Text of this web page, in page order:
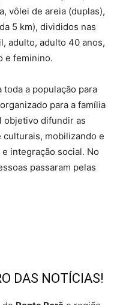
vôlei de areia (duplas),
5 km), divididos nas
adulto, adulto 40 anos,
e feminino.
a população para
para a família
objetivo difundir as
mobilizando e
integração social. No
passaram pelas
DAS NOTÍCIAS!